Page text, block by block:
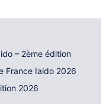
– 2ème édition
France Iaido 2026
2026